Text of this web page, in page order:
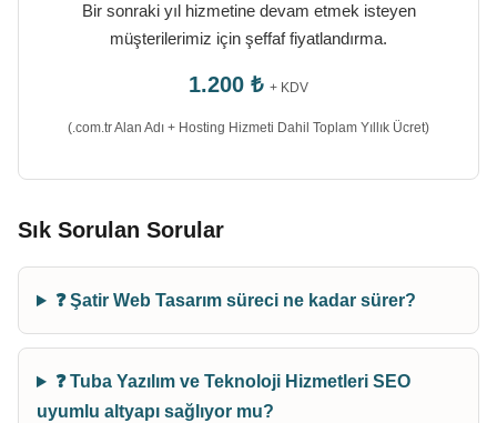
Bir sonraki yıl hizmetine devam etmek isteyen
müşterilerimiz için şeffaf fiyatlandırma.
1.200 ₺ + KDV
(.com.tr Alan Adı + Hosting Hizmeti Dahil Toplam Yıllık Ücret)
Sık Sorulan Sorular
❓ Şatir Web Tasarım süreci ne kadar sürer?
❓ Tuba Yazılım ve Teknoloji Hizmetleri SEO
uyumlu altyapı sağlıyor mu?